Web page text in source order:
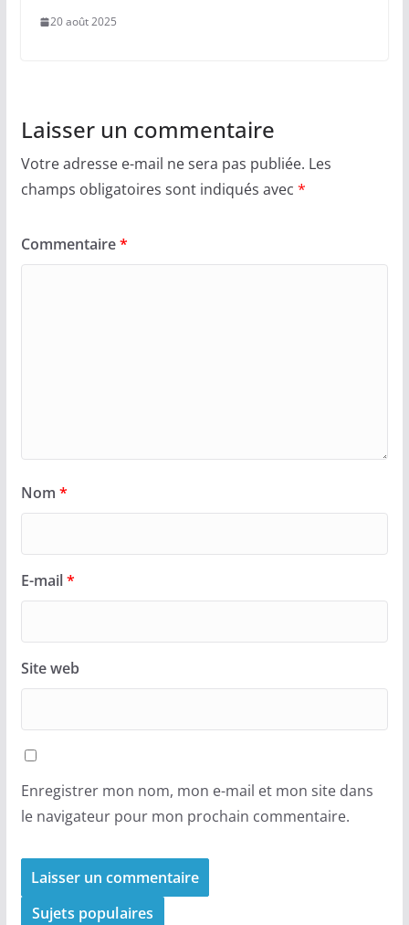
20 août 2025
Laisser un commentaire
Votre adresse e-mail ne sera pas publiée. Les
champs obligatoires sont indiqués avec *
Commentaire*
Nom *
E-mail*
Site web
Enregistrer mon nom, mon e-mail et mon site dans
le navigateur pour mon prochain commentaire.
Sujets populaires